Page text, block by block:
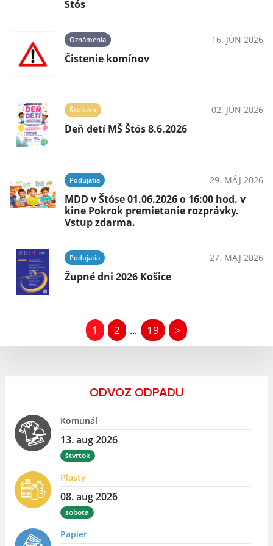
Štós
Oznámenia 16. JÚN 2026
Čistenie komínov
Školstvo 02. JÚN 2026
Deň detí MŠ Štós 8.6.2026
Podujatia 29. MÁJ 2026
MDD v Štóse 01.06.2026 o 16:00 hod. v
kine Pokrok premietanie rozprávky.
Vstup zdarma.
Podujatia 27. MÁJ 2026
Župné dni 2026 Košice
1 2 ... 19 >
ODVOZ ODPADU
Komunál
13. aug 2026
štvrtok
Plasty
08. aug 2026
sobota
Papier